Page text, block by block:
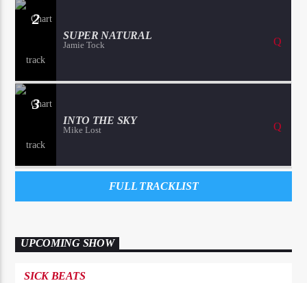
2
SUPER NATURAL
Jamie Tock
3
INTO THE SKY
Mike Lost
FULL TRACKLIST
UPCOMING SHOW
SICK BEATS